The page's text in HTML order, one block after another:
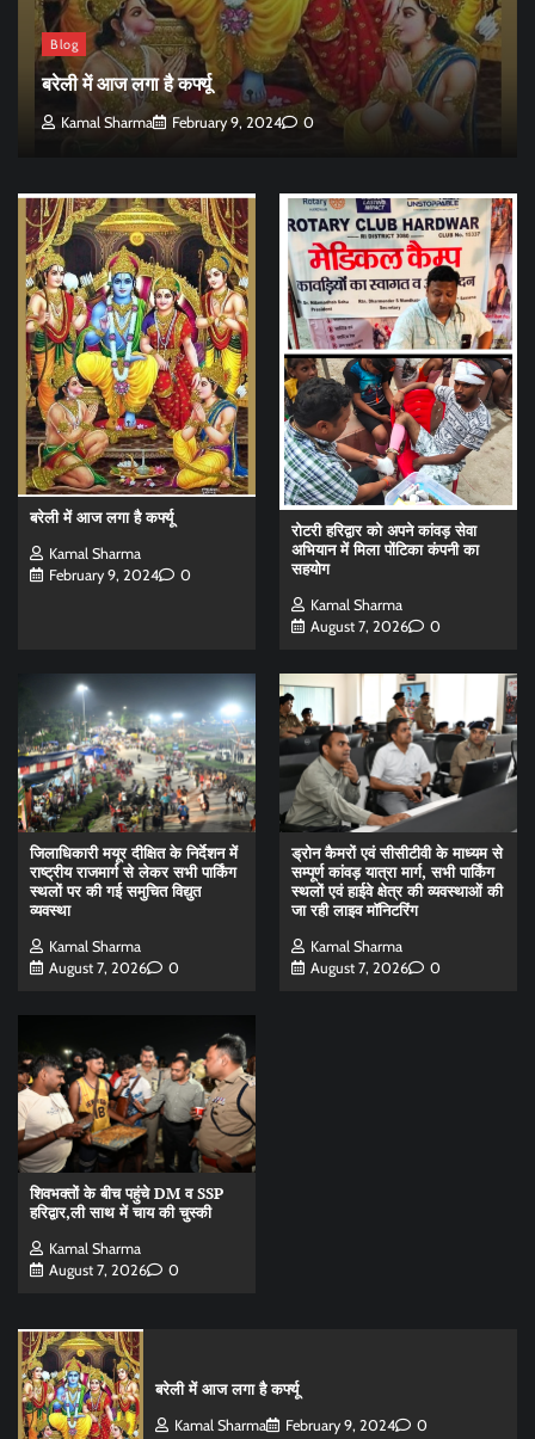
Blog
बरेली में आज लगा है कर्फ्यू
Kamal Sharma February 9, 2024 0
बरेली में आज लगा है कर्फ्यू
Kamal Sharma
February 9, 2024
0
रोटरी हरिद्वार को अपने कांवड़ सेवा
अभियान में मिला पोंटिका कंपनी का
सहयोग
Kamal Sharma
August 7, 2026
0
जिलाधिकारी मयूर दीक्षित के निर्देशन में
राष्ट्रीय राजमार्ग से लेकर सभी पार्किंग
स्थलों पर की गई समुचित विद्युत
व्यवस्था
Kamal Sharma
August 7, 2026
0
ड्रोन कैमरों एवं सीसीटीवी के माध्यम से
सम्पूर्ण कांवड़ यात्रा मार्ग, सभी पार्किंग
स्थलों एवं हाईवे क्षेत्र की व्यवस्थाओं की
जा रही लाइव मॉनिटरिंग
Kamal Sharma
August 7, 2026
0
शिवभक्तों के बीच पहुंचे DM व SSP
हरिद्वार,ली साथ में चाय की चुस्की
Kamal Sharma
August 7, 2026
0
बरेली में आज लगा है कर्फ्यू
Kamal Sharma February 9, 2024 0